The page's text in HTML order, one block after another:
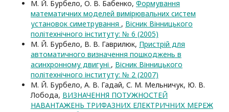
М. Й. Бурбело, О. В. Бабенко, Формування
математичних моделей вимірювальних систем
установок симетрування , Вісник Вінницького
політехнічного інституту: № 6 (2005)
М. Й. Бурбело, В. В. Гаврилюк, Пристрій для
автоматичного визначення пошкоджень в
асинхронному двигуні , Вісник Вінницького
політехнічного інституту: № 2 (2007)
М. Й. Бурбело, А. В. Гадай, С. М. Мельничук, Ю. В.
Лобода, ВИЗНАЧЕННЯ ПОТУЖНОСТЕЙ
НАВАНТАЖЕНЬ ТРИФАЗНИХ ЕЛЕКТРИЧНИХ МЕРЕЖ